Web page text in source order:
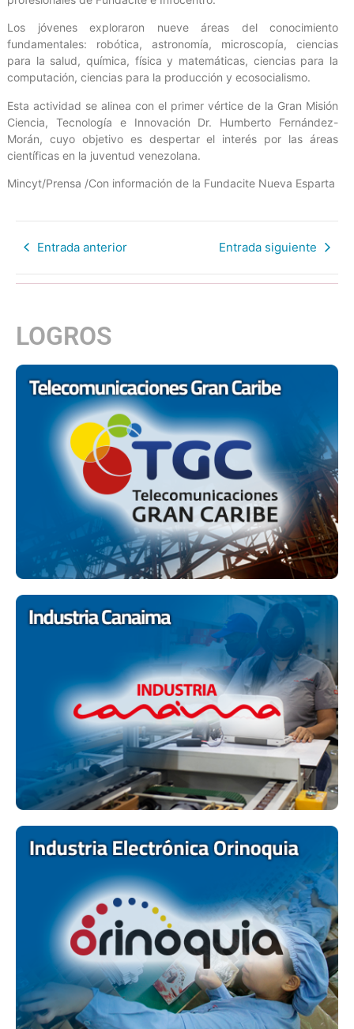
Los jóvenes exploraron nueve áreas del conocimiento
fundamentales: robótica, astronomía, microscopía, ciencias
para la salud, química, física y matemáticas, ciencias para la
computación, ciencias para la producción y ecosocialismo.
Esta actividad se alinea con el primer vértice de la Gran Misión
Ciencia, Tecnología e Innovación Dr. Humberto Fernández-
Morán, cuyo objetivo es despertar el interés por las áreas
científicas en la juventud venezolana.
Mincyt/Prensa /Con información de la Fundacite Nueva Esparta
Entrada anterior Entrada siguiente
LOGROS